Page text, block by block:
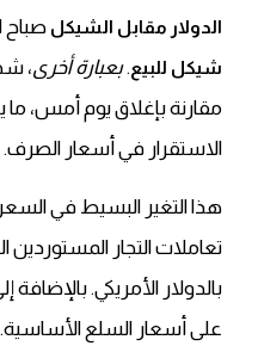
الدولار مقابل الشيكل صباح
شيكل للبيع.بعبارة أخرى،
مقارنة بإغلاق يوم أمس، ما
الاستقرار في أسعار الصرف.
هذا التغير البسيط في
تعاملات التجار
بالدولار الأمريكي. بالإضافة
على أسعار السلع الأساسية.